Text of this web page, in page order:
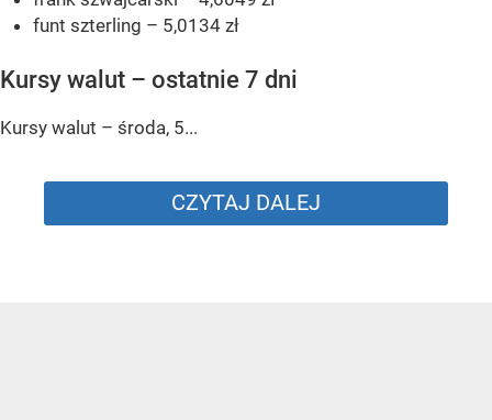
funt szterling – 5,0134 zł
Kursy walut – ostatnie 7 dni
Kursy walut – środa, 5...
CZYTAJ DALEJ